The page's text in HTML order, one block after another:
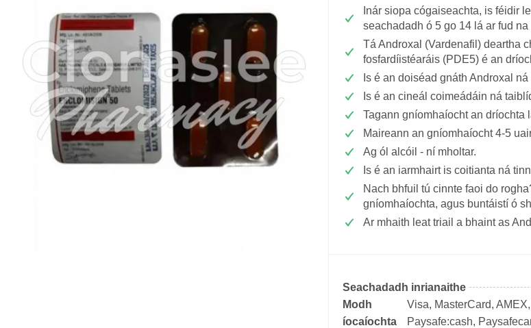
Inár siopa cógaiseachta, is féidir
seachadadh ó 5 go 14 lá ar fud
Tá Androxal (Vardenafil) deartha
fosfardíistéaráis (PDE5) é an
Is é an doiséad gnáth Androxal ná
Is é an cineál coimeádáin ná
Tagann gníomhaíocht an dríochta
Maireann an gníomhaíocht 4-5
Ag ól alcóil - ní mholtar.
Is é an iarmhairt is coitianta ná
Nach bhfuil tú cinnte faoi do
gníomhaíochta, agus buntáistí ó
Ar mhaith leat triail a bhaint as
Seachadadh inrianaithe
Modh
íocaíochta
Visa, MasterCard,
Paysafe:cash,